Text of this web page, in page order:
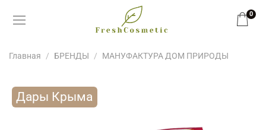
0
Главная БРЕНДЫ МАНУФАКТУРА ДОМ ПРИРОДЫ
Дары Крыма